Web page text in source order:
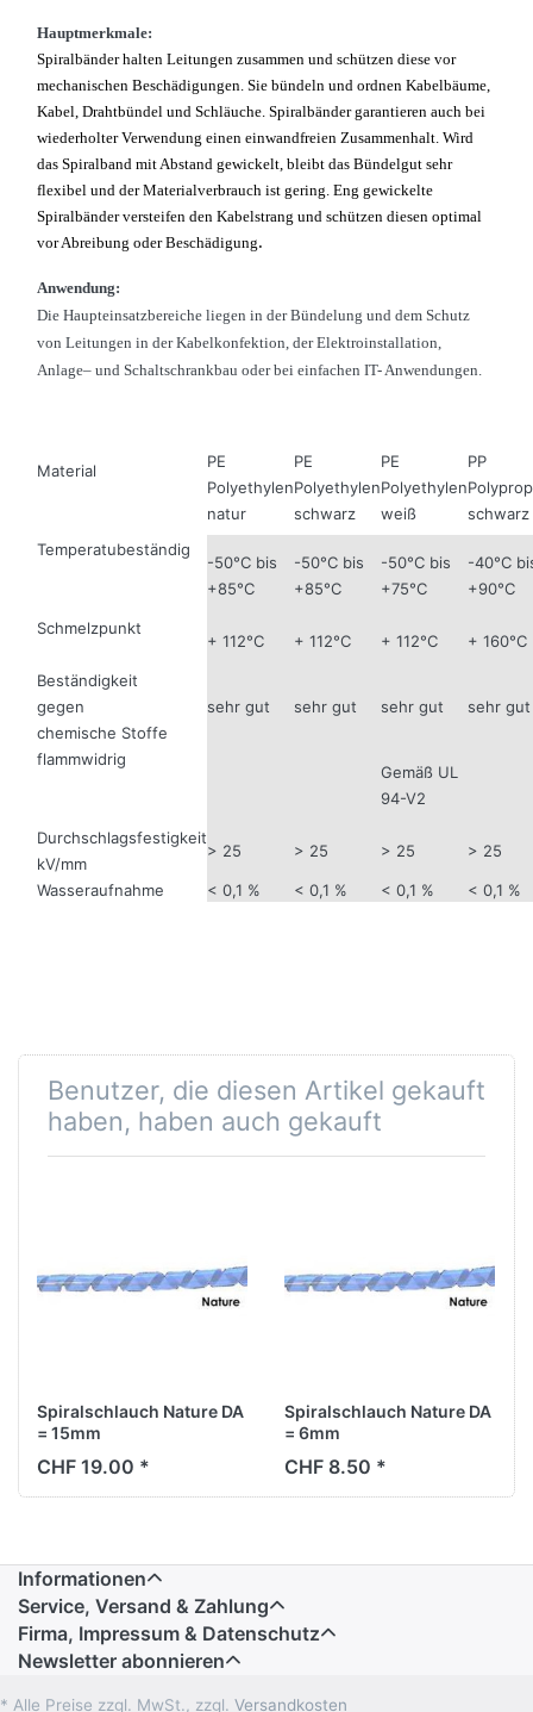
Hauptmerkmale:
Spiralbänder halten Leitungen zusammen und schützen diese vor
mechanischen Beschädigungen. Sie bündeln und ordnen Kabelbäume,
Kabel, Drahtbündel und Schläuche. Spiralbänder garantieren auch bei
wiederholter Verwendung einen einwandfreien Zusammenhalt. Wird
das Spiralband mit Abstand gewickelt, bleibt das Bündelgut sehr
flexibel und der Materialverbrauch ist gering. Eng gewickelte
Spiralbänder versteifen den Kabelstrang und schützen diesen optimal
vor Abreibung oder Beschädigung.
Anwendung:
Die Haupteinsatzbereiche liegen in der Bündelung und dem Schutz
von Leitungen in der Kabelkonfektion, der Elektroinstallation,
Anlage– und Schaltschrankbau oder bei einfachen IT- Anwendungen
Material
PE
Polyethylen
natur
PE
Polyethylen
schwarz
PE
Polyethylen
weiß
PP
schwarz
Temperatubeständig
-50°C bis
+85°C
-50°C bis
+85°C
-50°C bis
+75°C
-40°C
+90°C
Schmelzpunkt
+ 112°C + 112°C + 112°C + 160°C
Beständigkeit
gegen
chemische Stoffe
sehr gut sehr gut sehr gut sehr gut
flammwidrig
Gemäß UL
94-V2
Durchschlagsfestigkeit
kV/mm
> 25 > 25 > 25 > 25
Wasseraufnahme < 0,1 % < 0,1 % < 0,1 % < 0,1 %
Benutzer, die diesen Artikel gekauft
haben, haben auch gekauft
Spiralschlauch Nature DA
= 15mm
CHF 19.00 *
Spiralschlauch Nature DA
= 6mm
CHF 8.50 *
Informationen
Service, Versand & Zahlung
Firma, Impressum & Datenschutz
Newsletter abonnieren
* Alle Preise zzgl. MwSt., zzgl. Versandkosten